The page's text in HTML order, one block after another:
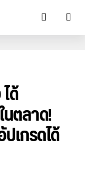
ด้
ตลาด!
เกรดได้